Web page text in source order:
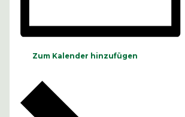
Zum Kalender hinzufügen